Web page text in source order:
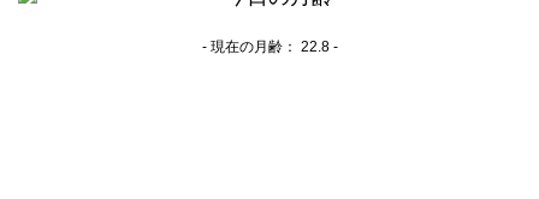
- 現在の月齢： 22.8 -